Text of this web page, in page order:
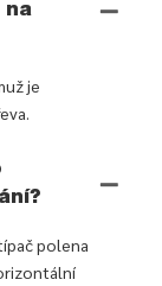
na
je
polena